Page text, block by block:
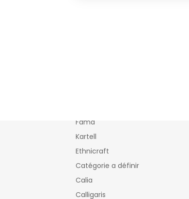
Fama
Kartell
Ethnicraft
Catégorie a définir
Calia
Calligaris